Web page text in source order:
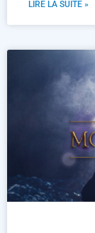
LIRE LA SUITE »